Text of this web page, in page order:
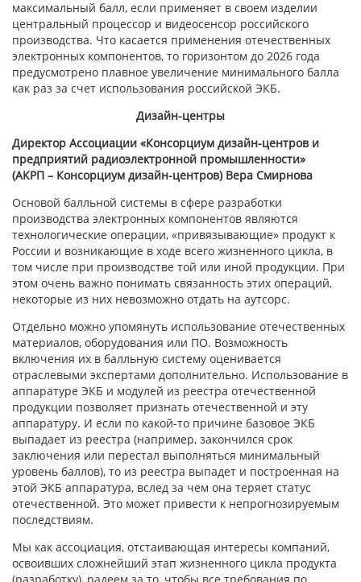
максимальный балл, если применяет в своем изделии
центральный процессор и видеосенсор российского
производства. Что касается применения отечественных
электронных компонентов, то горизонтом до 2026 года
предусмотрено плавное увеличение минимального балла
как раз за счет использования российской ЭКБ.
Дизайн-центры
Директор Ассоциации «Консорциум дизайн-центров и
предприятий радиоэлектронной промышленности»
(АКРП – Консорциум дизайн-центров)Вера Смирнова
Основой балльной системы в сфере разработки
производства электронных компонентов являются
технологические операции, «привязывающие» продукт к
России и возникающие в ходе всего жизненного цикла, в
том числе при производстве той или иной продукции. При
этом очень важно понимать связанность этих операций,
некоторые из них невозможно отдать на аутсорс.
Отдельно можно упомянуть использование отечественных
материалов, оборудования или ПО. Возможность
включения их в балльную систему оценивается
отраслевыми экспертами дополнительно. Использование в
аппаратуре ЭКБ и модулей из реестра отечественной
продукции позволяет признать отечественной и эту
аппаратуру. И если по какой-то причине базовое ЭКБ
выпадает из реестра (например, закончился срок
заключения или перестал выполняться минимальный
уровень баллов), то из реестра выпадет и построенная на
этой ЭКБ аппаратура, вслед за чем она теряет статус
отечественной. Это может привести к непрогнозируемым
последствиям.
Мы как ассоциация, отстаивающая интересы компаний,
освоивших сложнейший этап жизненного цикла продукта